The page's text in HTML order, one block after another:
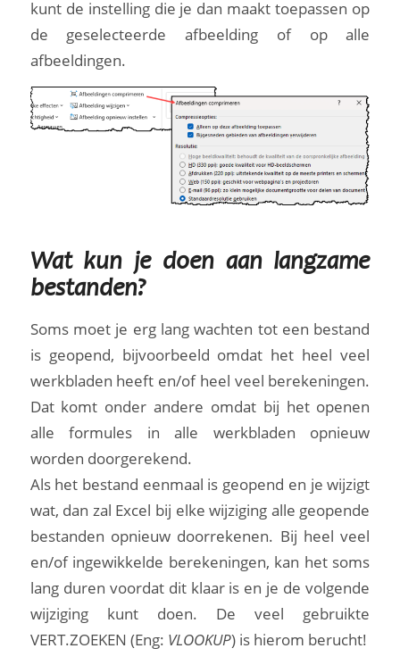
kunt de instelling die je dan maakt toepassen op
de geselecteerde afbeelding of op alle
afbeeldingen.
Wat kun je doen aan langzame
bestanden?
Soms moet je erg lang wachten tot een bestand
is geopend, bijvoorbeeld omdat het heel veel
werkbladen heeft en/of heel veel berekeningen.
Dat komt onder andere omdat bij het openen
alle formules in alle werkbladen opnieuw
worden doorgerekend.
Als het bestand eenmaal is geopend en je wijzigt
wat, dan zal Excel bij elke wijziging alle geopende
bestanden opnieuw doorrekenen. Bij heel veel
en/of ingewikkelde berekeningen, kan het soms
lang duren voordat dit klaar is en je de volgende
wijziging kunt doen. De veel gebruikte
VERT.ZOEKEN (Eng: VLOOKUP) is hierom berucht!